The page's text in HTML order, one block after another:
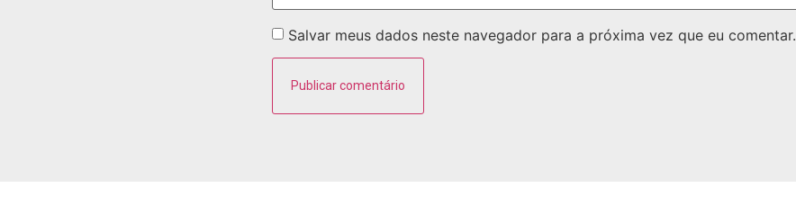
Salvar meus dados neste navegador para a próxima vez que eu comentar.